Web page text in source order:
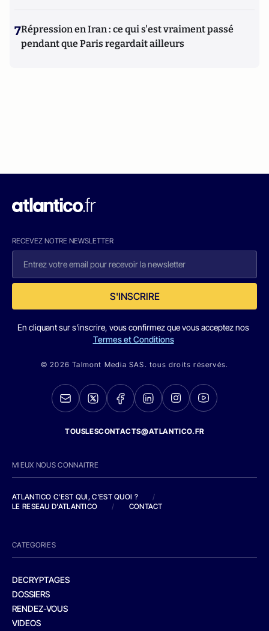
7Répression en Iran : ce qui s'est vraiment passé
pendant que Paris regardait ailleurs
RECEVEZ NOTRE NEWSLETTER
S'INSCRIRE
En cliquant sur s'inscrire, vous confirmez que vous acceptez nos
Termes et Conditions
© 2026 Talmont Media SAS. tous droits réservés.
TOUSLESCONTACTS@ATLANTICO.FR
MIEUX NOUS CONNAITRE
ATLANTICO C'EST QUI, C'EST QUOI ?
/
LE RESEAU D'ATLANTICO
/ CONTACT
CATEGORIES
DECRYPTAGES
DOSSIERS
RENDEZ-VOUS
VIDEOS